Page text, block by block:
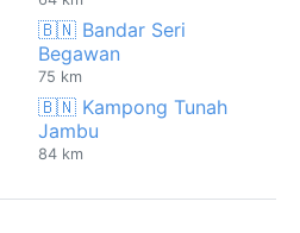
🇧🇳 Bandar Seri
Begawan
75 km
🇧🇳 Kampong Tunah
Jambu
84 km